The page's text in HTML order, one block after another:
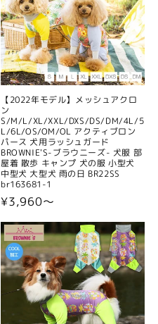
【2022年モデル】メッシュアクロ
ン
S/M/L/XL/XXL/DXS/DS/DM/4L/5
L/6L/OS/OM/OL アクティブロン
パース 犬用ラッシュガード
BROWNIE'S-ブラウニーズ- 犬服 部
屋着 散歩 キャンプ 犬の服 小型犬
中型犬 大型犬 雨の日 BR22SS
br163681-1
通
常
価
格
¥3,960〜